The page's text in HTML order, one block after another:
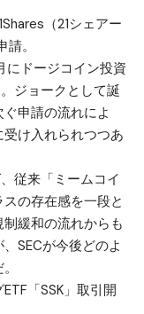
（21シェアー
。
にドージコイン投資
ジョークとして誕
申請の流れによ
け入れられつつあ
従来「ミームコイ
の存在感を一段と
緩和の流れからも
SECが今後どのよ
「SSK」取引開